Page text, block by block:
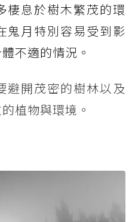
棲息於樹木繁茂的環
鬼月特別容易受到影
不適的情況。
避開茂密的樹林以及
植物與環境。